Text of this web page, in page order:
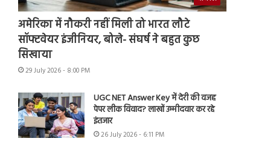
अमेरिका में नौकरी नहीं मिली तो भारत लौटे
सॉफ्टवेयर इंजीनियर, बोले- संघर्ष ने बहुत कुछ
सिखाया
29 July 2026 - 8:00 PM
UGC NET Answer Key में देरी की वजह
पेपर लीक विवाद? लाखों उम्मीदवार कर रहे
इंतजार
26 July 2026 - 6:11 PM